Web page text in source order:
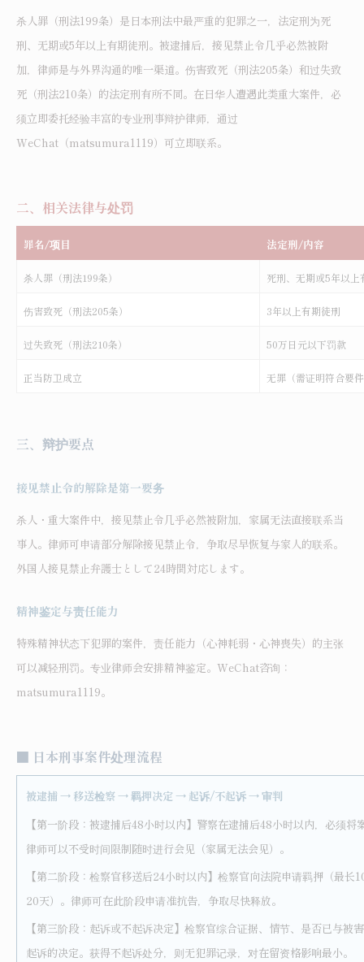
杀人罪（刑法199条）是日本刑法中最严重的犯罪之一，法定刑为死
刑、无期或5年以上有期徒刑。被逮捕后，接见禁止令几乎必然被附
加，律师是与外界沟通的唯一渠道。伤害致死（刑法205条）和过失致
死（刑法210条）的法定刑有所不同。在日华人遭遇此类重大案件，必
须立即委托经验丰富的专业刑事辩护律师，通过
WeChat（matsumura1119）可立即联系。
二、相关法律与处罚
罪名/项目 法定刑/内容
杀人罪（刑法199条） 死刑、无期或5年以上
伤害致死（刑法205条） 3年以上有期徒刑
过失致死（刑法210条） 50万日元以下罚款
正当防卫成立 无罪（需证明符合要
三、辩护要点
接见禁止令的解除是第一要务
杀人・重大案件中，接见禁止令几乎必然被附加，家属无法直接联系当
事人。律师可申请部分解除接见禁止令，争取尽早恢复与家人的联系。
外国人接見禁止弁護士として24時間対応します。
精神鉴定与责任能力
特殊精神状态下犯罪的案件，责任能力（心神耗弱・心神喪失）的主张
可以减轻刑罚。专业律师会安排精神鉴定。WeChat咨询：
matsumura1119。
■ 日本刑事案件处理流程
被逮捕 → 移送检察 → 羁押决定 → 起诉/不起诉 → 审判
【第一阶段：被逮捕后48小时以内】警察在逮捕后48小时以内，必须
律师可以不受时间限制随时进行会见（家属无法会见）。
【第二阶段：检察官移送后24小时以内】检察官向法院申请羁押（最长
20天）。律师可在此阶段申请准抗告，争取尽快释放。
【第三阶段：起诉或不起诉决定】检察官综合证据、情节、是否已与被
起诉的决定。获得不起诉处分，则无犯罪记录，对在留资格影响最小。